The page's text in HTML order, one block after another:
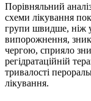
Порівняльний
схеми лікування
групи швидше, ніж
випорожнення,
чергою, сприяло
регідратаційній
тривалості
лікування.